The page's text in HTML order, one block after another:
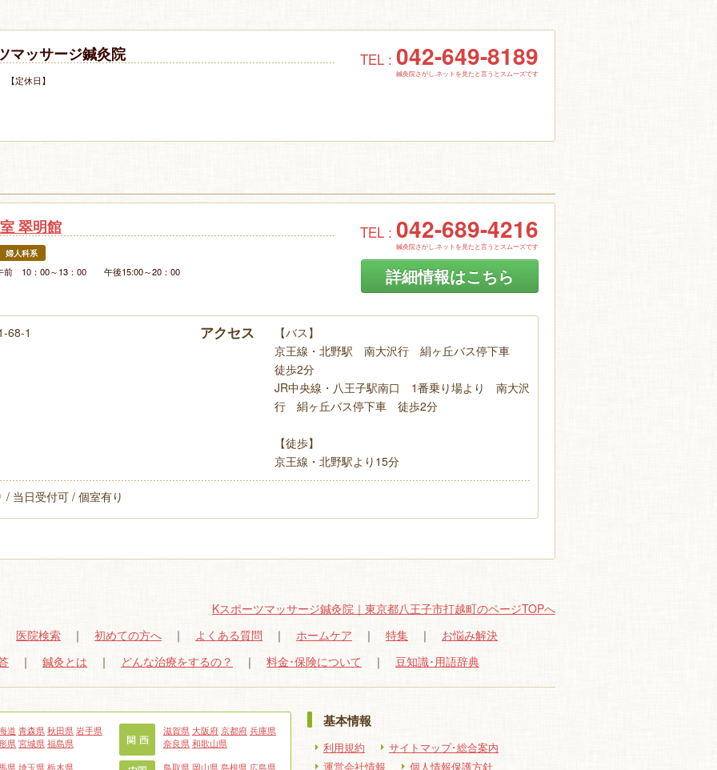
マッサージ鍼灸院
定休日】
TEL : 042-649-8189
鍼灸院さがし.ネットを見たと言うとスムーズです
翠明館
婦人科系
前 10：00～13：00 午後15:00～20：00
TEL : 042-689-4216
鍼灸院さがし.ネットを見たと言うとスムーズです
詳細情報はこちら
68-1 アクセス
【バス】
京王線・北野駅 南大沢行 絹ヶ丘バス停下車
徒歩2分
JR中央線・八王子駅南口 1番乗り場より 南大沢
行 絹ヶ丘バス停下車 徒歩2分
【徒歩】
京王線・北野駅より15分
/ 当日受付可 / 個室有り
Kスポーツマッサージ鍼灸院｜東京都八王子市打越町のページTOPへ
医院検索 ｜ 初めての方へ ｜ よくある質問 ｜ ホームケア ｜ 特集 ｜ お悩み解決
｜ 鍼灸とは ｜ どんな治療をするの？ ｜ 料金･保険について ｜ 豆知識･用語辞典
道 青森県秋田県岩手県
県宮城県福島県
県埼玉県栃木県
滋賀県大阪府京都府兵庫県
奈良県和歌山県
鳥取県 岡山県島根県 広島県
基本情報
利用規約
サイトマップ･総合案内
運営会社情報
個人情報保護方針